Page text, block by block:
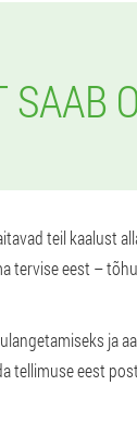
SAAB
teil kaalust
tervise eest –
ja
tellimuse eest